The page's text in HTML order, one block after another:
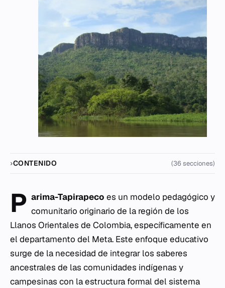
CONTENIDO (36 secciones)
P arima-Tapirapeco es un modelo pedagógico y
comunitario originario de la región de los
Llanos Orientales de Colombia, específicamente en
el departamento del Meta. Este enfoque educativo
surge de la necesidad de integrar los saberes
ancestrales de las comunidades indígenas y
campesinas con la estructura formal del sistema